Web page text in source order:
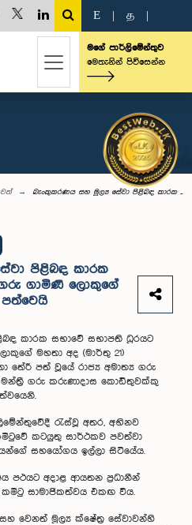
E த
මගේ පාර්ලිමේන්තුව
මෙතැනින් පිවිසෙන්න
බැංකුකරණය සහ මූල්‍ය සේවා පිළිබඳ කාරක ...
පිළිබඳ කාරක
ගාමිණී ලොකුගේ
කාරක සභාවේ සභාපති ධූරයට
මහතා අද (මාර්තු 21)
තේරී පත් වූයේ රාජ්‍ය අමාත්‍ය ගරු
ගරු කරුණාදාස කොඩිතුවක්කු
රැස්වූ අතර, අභිනව
කටයුතු සාර්ථකව පවත්වා
සහයෝගය ඉල්ලා සිටියේය.
පථයට අදාළ ආයතන ප්‍රධානීන්
කමිටු සාමාජිකත්වය එකඟ විය.
වෙනත් මූල්‍ය ක්ෂේත්‍ර සේවාවන්හි